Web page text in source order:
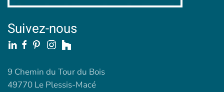
Suivez-nous
9 Chemin du Tour du Bois
49770 Le Plessis-Macé